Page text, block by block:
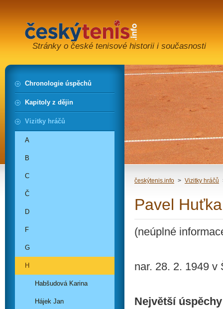
Stránky o české tenisové historii i současnosti
českýtenis.info > Vizitky hráčů
Pavel Huťka
(neúplné
nar. 28. 2. 1949 v
Největší
Chronologie úspěchů
Kapitoly z dějin
Vizitky hráčů
A
B
C
Č
D
F
G
H
Habšudová Karina
Hájek Jan